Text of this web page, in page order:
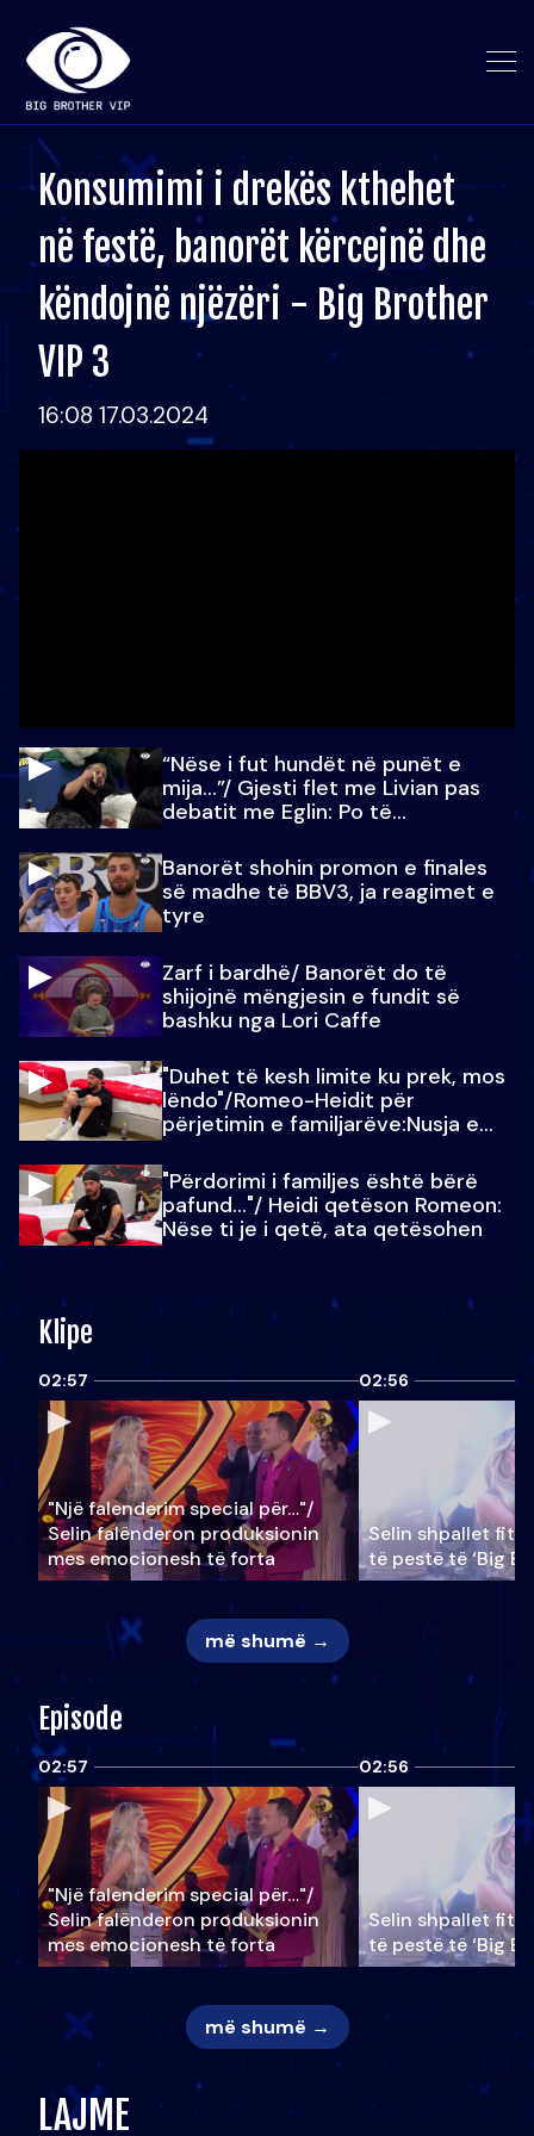
Konsumimi i drekës kthehet
në festë, banorët kërcejnë dhe
këndojnë njëzëri - Big Brother
VIP 3
16:08 17.03.2024
“Nëse i fut hundët në punët e
mija…”/ Gjesti flet me Livian pas
debatit me Eglin: Po të
Banorët shohin promon e finales
së madhe të BBV3, ja reagimet e
tyre
Zarf i bardhë/ Banorët do të
shijojnë mëngjesin e fundit së
bashku nga Lori Caffe
"Duhet të kesh limite ku prek, mos
lëndo"/Romeo-Heidit për
përjetimin e familjarëve:Nusja e
"Përdorimi i familjes është bërë
pafund…"/ Heidi qetëson Romeon:
Nëse ti je i qetë, ata qetësohen
Klipe
02:57
"Një falenderim special për…"/
Selin falënderon produksionin
mes emocionesh të forta
02:56
Selin shpallet
të pestë të ‘Big
më shumë →
Episode
02:57
"Një falenderim special për…"/
Selin falënderon produksionin
mes emocionesh të forta
02:56
Selin shpallet
të pestë të ‘Big
më shumë →
LAJME